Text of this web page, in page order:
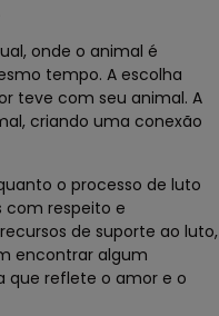
onde o animal é
tempo. A escolha
teve com seu animal. A
criando uma conexão
o processo de luto
com respeito e
de suporte ao luto,
encontrar algum
que reflete o amor e o